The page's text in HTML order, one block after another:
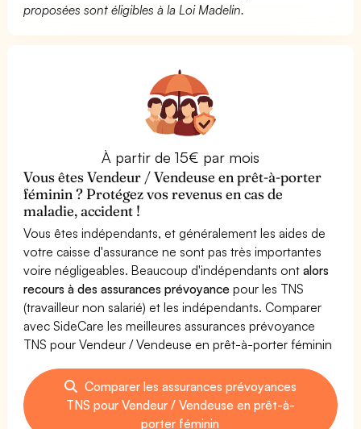
proposées sont éligibles à la Loi Madelin.
À partir de 15€ par mois
Vous êtes Vendeur / Vendeuse en prêt-à-porter
féminin ? Protégez vos revenus en cas de
maladie, accident !
Vous êtes indépendants, et généralement les aides de
votre caisse d'assurance ne sont pas très importantes
voire négligeables. Beaucoup d'indépendants ontalors
recours à des assurances prévoyance pour les TNS
(travailleur non salarié) et les indépendants. Comparer
avec SideCare les meilleures assurances prévoyance
TNS pour Vendeur / Vendeuse en prêt-à-porter féminin
Comparer les assurances prévoyances
TNS pour Vendeur / Vendeuse en prêt-à-
porter féminin